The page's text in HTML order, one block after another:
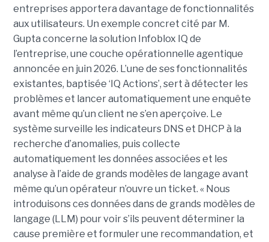
entreprises apportera davantage de fonctionnalités
aux utilisateurs. Un exemple concret cité par M.
Gupta concerne la solution Infoblox IQ de
l’entreprise, une couche opérationnelle agentique
annoncée en juin 2026. L’une de ses fonctionnalités
existantes, baptisée ‘IQ Actions’, sert à détecter les
problèmes et lancer automatiquement une enquête
avant même qu’un client ne s’en aperçoive. Le
système surveille les indicateurs DNS et DHCP à la
recherche d’anomalies, puis collecte
automatiquement les données associées et les
analyse à l’aide de grands modèles de langage avant
même qu’un opérateur n’ouvre un ticket. « Nous
introduisons ces données dans de grands modèles de
langage (LLM) pour voir s’ils peuvent déterminer la
cause première et formuler une recommandation, et